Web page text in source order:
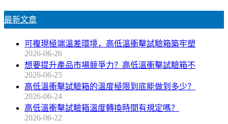
最新文章
可複現極端溫差環境，高低溫衝擊試驗箱築牢塑
2026-06-26
想要提升產品市場競爭力？高低溫衝擊試驗箱不
2026-06-25
高低溫衝擊試驗箱的溫度極限到底能做到多少？
2026-06-24
高低溫衝擊試驗箱溫度轉換時間有規定嗎？
2026-06-22